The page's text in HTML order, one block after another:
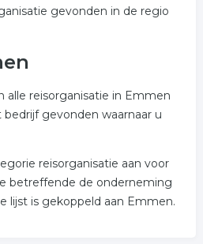
gevonden in de regio
alle reisorganisatie in Emmen
gevonden waarnaar u
reisorganisatie aan voor
betreffende de onderneming
lijst is gekoppeld aan Emmen.